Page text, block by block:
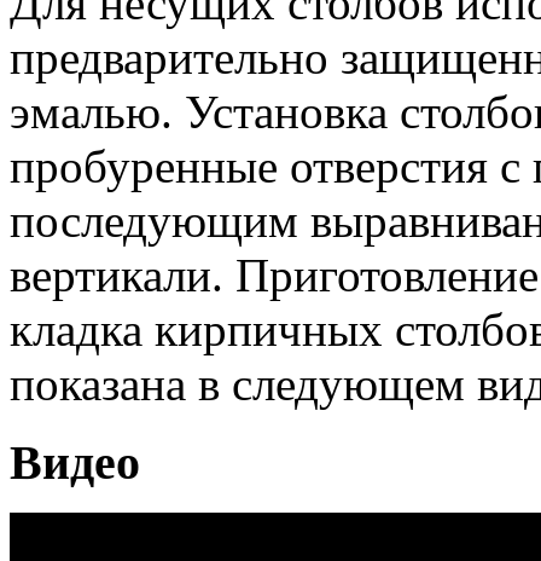
предварительно
эмалью. Установка
пробуренные отверстия
последующим
вертикали.
кладка кирпичных
показана в следующем
Видео